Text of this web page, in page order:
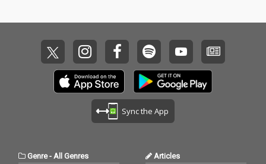
されている。
されている。
Sync the App
Genre-All Genres Articles